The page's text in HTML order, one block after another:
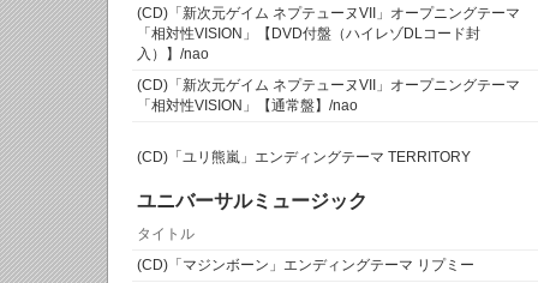
(CD)「新次元ゲイム ネプテューヌVII」オープニングテーマ
「相対性VISION」【DVD付盤（ハイレゾDLコード封
入）】/nao
(CD)「新次元ゲイム ネプテューヌVII」オープニングテーマ
「相対性VISION」【通常盤】/nao
(CD)「ユリ熊嵐」エンディングテーマ TERRITORY
ユニバーサルミュージック
タイトル
(CD)「マジンボーン」エンディングテーマ リプミー